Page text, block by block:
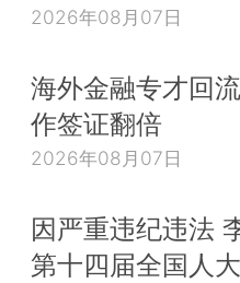
2026年08月07日
海外金融专才回
作签证翻倍
2026年08月07日
因严重违纪违法
第十四届全国人